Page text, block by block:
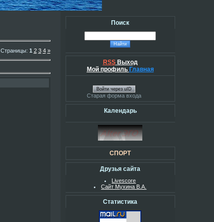
Страницы: 1 2 3 4 »
Поиск
RSS Выход
Мой профиль Главная
Войти через uID
Старая форма входа
Календарь
СПОРТ
Друзья сайта
Livescore
Сайт Мухина В.А.
Статистика